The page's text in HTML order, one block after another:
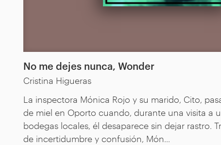
No me dejes nunca, Wonder
Cristina Higueras
La inspectora Mónica Rojo y su marido, Cito,
de miel en Oporto cuando, durante una visita a
bodegas locales, él desaparece sin dejar rastro.
de incertidumbre y confusión, Món...